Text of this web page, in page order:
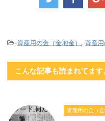
-資産用の金（金地金） , 資産
こんな記事も読まれてます
資産用の金（金